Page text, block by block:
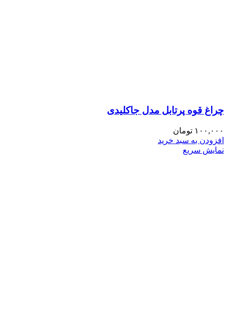
چراغ قوه پرتابل مدل جاکلیدی
۱۰۰,۰۰۰ تومان
افزودن به سبد خرید
نمایش سریع